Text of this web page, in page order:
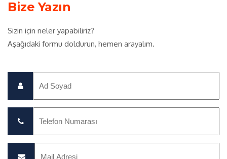
Bize Yazın
Sizin için neler yapabiliriz?
Aşağıdaki formu doldurun, hemen arayalım.